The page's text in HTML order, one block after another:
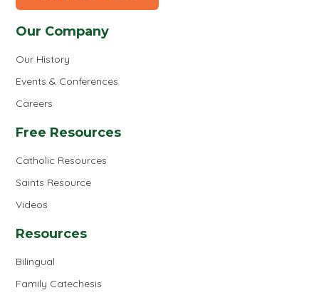
Our Company
Our History
Events & Conferences
Careers
Free Resources
Catholic Resources
Saints Resource
Videos
Resources
Bilingual
Family Catechesis